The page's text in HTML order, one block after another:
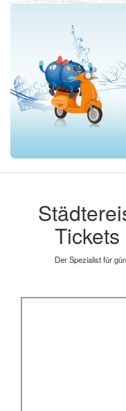
Der Spezialist für